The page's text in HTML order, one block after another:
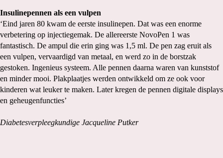
Insulinepennen als een vulpen
‘Eind jaren 80 kwam de eerste insulinepen. Dat was een enorme
verbetering op injectiegemak. De allereerste NovoPen 1 was
fantastisch. De ampul die erin ging was 1,5 ml. De pen zag eruit als
een vulpen, vervaardigd van metaal, en werd zo in de borstzak
gestoken. Ingenieus systeem. Alle pennen daarna waren van kunststof
en minder mooi. Plakplaatjes werden ontwikkeld om ze ook voor
kinderen wat leuker te maken. Later kregen de pennen digitale displays
en geheugenfuncties’
Diabetesverpleegkundige Jacqueline Putker